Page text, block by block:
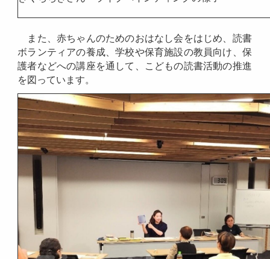
また、赤ちゃんのためのおはなし会をはじめ、読書
ボランティアの養成、学校や保育施設の教員向け、保
護者などへの講座を通して、こどもの読書活動の推進
を図っています。